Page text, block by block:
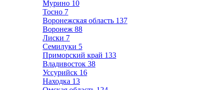
Мурино 10
Тосно 7
Воронежская область 137
Воронеж 88
Лиски 7
Семилуки 5
Приморский край 133
Владивосток 38
Уссурийск 16
Находка 13